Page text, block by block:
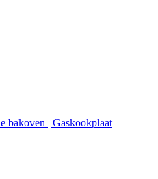
bakoven | Gaskookplaat